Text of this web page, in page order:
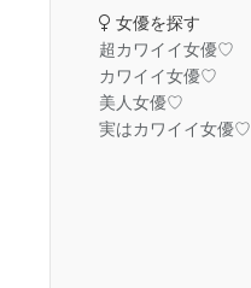
女優を探す
超カワイイ女優♡
カワイイ女優♡
美人女優♡
実はカワイイ女優♡